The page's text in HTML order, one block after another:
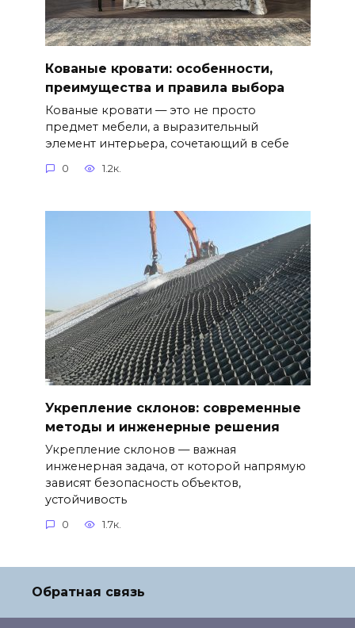
Кованые кровати: особенности,
преимущества и правила выбора
Кованые кровати — это не просто
предмет мебели, а выразительный
элемент интерьера, сочетающий в себе
0 1.2к.
Укрепление склонов: современные
методы и инженерные решения
Укрепление склонов — важная
инженерная задача, от которой напрямую
зависят безопасность объектов,
устойчивость
0 1.7к.
Обратная связь